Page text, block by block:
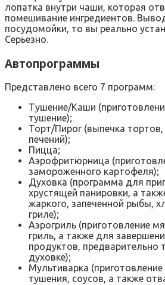
лопатка внутри чаши, которая
помешивание ингредиентов.
посудомойки, то вы реально
Серьезно.
Автопрограммы
Представлено всего 7 программ:
Тушение/Каши
тушение);
Торт/Пирог (выпечка
печений);
Пицца;
Аэрофритюрница
замороженного картофеля);
Духовка (программа для
хрустящей панировки, а
жаркого, запеченной рыбы,
гриле);
Аэрогриль (приготовление
гриль, а также для
продуктов, предварительно
духовке);
Мультиварка (приготовление
тушения, соусов, а также